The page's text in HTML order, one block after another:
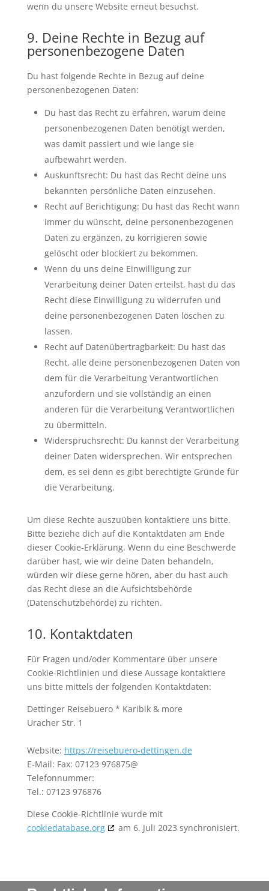
wenn du unsere Website erneut besuchst.
9. Deine Rechte in Bezug auf
personenbezogene Daten
Du hast folgende Rechte in Bezug auf deine
personenbezogenen Daten:
Du hast das Recht zu erfahren, warum deine
personenbezogenen Daten benötigt werden,
was damit passiert und wie lange sie
aufbewahrt werden.
Auskunftsrecht: Du hast das Recht deine uns
bekannten persönliche Daten einzusehen.
Recht auf Berichtigung: Du hast das Recht wann
immer du wünscht, deine personenbezogenen
Daten zu ergänzen, zu korrigieren sowie
gelöscht oder blockiert zu bekommen.
Wenn du uns deine Einwilligung zur
Verarbeitung deiner Daten erteilst, hast du das
Recht diese Einwilligung zu widerrufen und
deine personenbezogenen Daten löschen zu
lassen.
Recht auf Datenübertragbarkeit: Du hast das
Recht, alle deine personenbezogenen Daten von
dem für die Verarbeitung Verantwortlichen
anzufordern und sie vollständig an einen
anderen für die Verarbeitung Verantwortlichen
zu übermitteln.
Widerspruchsrecht: Du kannst der Verarbeitung
deiner Daten widersprechen. Wir entsprechen
dem, es sei denn es gibt berechtigte Gründe für
die Verarbeitung.
Um diese Rechte auszuüben kontaktiere uns bitte.
Bitte beziehe dich auf die Kontaktdaten am Ende
dieser Cookie-Erklärung. Wenn du eine Beschwerde
darüber hast, wie wir deine Daten behandeln,
würden wir diese gerne hören, aber du hast auch
das Recht diese an die Aufsichtsbehörde
(Datenschutzbehörde) zu richten.
10. Kontaktdaten
Für Fragen und/oder Kommentare über unsere
Cookie-Richtlinien und diese Aussage kontaktiere
uns bitte mittels der folgenden Kontaktdaten:
Dettinger Reisebuero * Karibik & more
Uracher Str. 1
Website: https://reisebuero-dettingen.de
E-Mail: Fax: 07123 976875@
Telefonnummer:
Tel.: 07123 976876
Diese Cookie-Richtlinie wurde mit
cookiedatabase.org
am 6. Juli 2023 synchronisiert.